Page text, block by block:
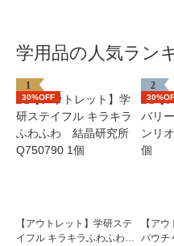
学用品の人気ラン
1
30%OFF
【アウトレット】学研ステ
イフル キラキラふわふわ
2
【ア
パウチ